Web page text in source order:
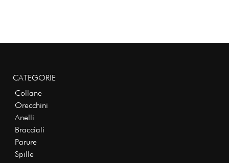
CATEGORIE
Collane
Orecchini
Anelli
Bracciali
Parure
Spille